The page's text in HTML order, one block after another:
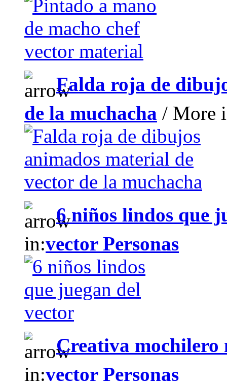
Falda roja de
de la muchacha / More
6 niños lindos que
in:vector Personas
Creativa mochilero
in:vector Personas